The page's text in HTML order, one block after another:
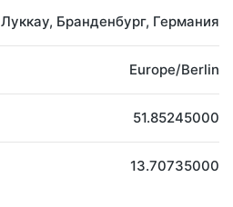
Луккау, Бранденбург, Германия
Europe/Berlin
51.85245000
13.70735000